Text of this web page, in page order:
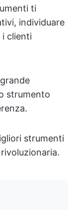
ti
individuare
i clienti
strumento
strumenti